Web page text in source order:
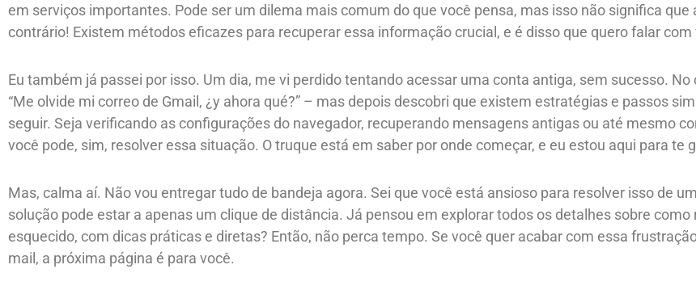
em serviços importantes. Pode ser um dilema mais comum do que você pensa, mas isso não significa que
contrário! Existem métodos eficazes para recuperar essa informação crucial, e é disso que quero falar com
Eu também já passei por isso. Um dia, me vi perdido tentando acessar uma conta antiga, sem sucesso.
“Me olvide mi correo de Gmail, ¿y ahora qué?” – mas depois descobri que existem estratégias e passos
seguir. Seja verificando as configurações do navegador, recuperando mensagens antigas ou até mesmo
você pode, sim, resolver essa situação. O truque está em saber por onde começar, e eu estou aqui para te
Mas, calma aí. Não vou entregar tudo de bandeja agora. Sei que você está ansioso para resolver isso de
solução pode estar a apenas um clique de distância. Já pensou em explorar todos os detalhes sobre como
esquecido, com dicas práticas e diretas? Então, não perca tempo. Se você quer acabar com essa
mail, a próxima página é para você.